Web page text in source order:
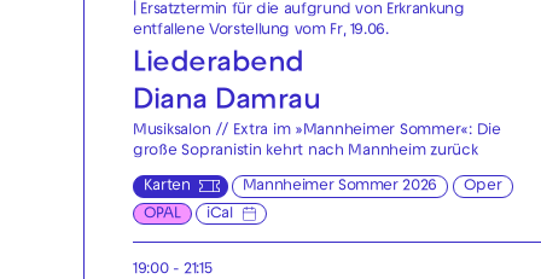
| Ersatztermin für die aufgrund von Erkrankung
entfallene Vorstellung vom Fr, 19.06.
Liederabend
Diana Damrau
Musiksalon // Extra im »Mannheimer Sommer«: Die
große Sopranistin kehrt nach Mannheim zurück
Karten Mannheimer Sommer 2026
Oper
OPAL
iCal
19:00 - 21:15